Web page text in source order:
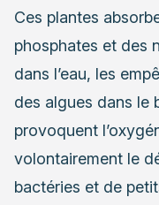
Ces plantes
phosphates et des
dans l’eau, les
des algues dans le
provoquent
volontairement le
bactéries et de